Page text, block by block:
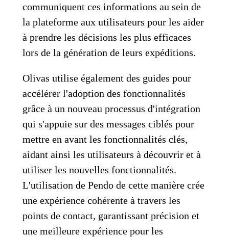
communiquent ces informations au sein de
la plateforme aux utilisateurs pour les aider
à prendre les décisions les plus efficaces
lors de la génération de leurs expéditions.
Olivas utilise également des guides pour
accélérer l'adoption des fonctionnalités
grâce à un nouveau processus d'intégration
qui s'appuie sur des messages ciblés pour
mettre en avant les fonctionnalités clés,
aidant ainsi les utilisateurs à découvrir et à
utiliser les nouvelles fonctionnalités.
L'utilisation de Pendo de cette manière crée
une expérience cohérente à travers les
points de contact, garantissant précision et
une meilleure expérience pour les